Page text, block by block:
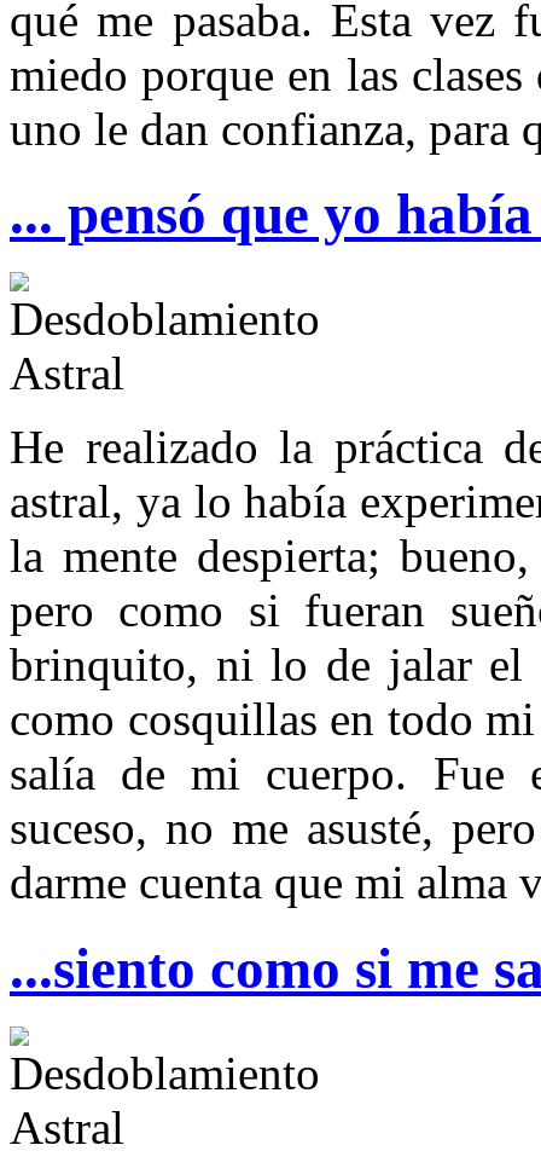
qué me pasaba. Esta vez
miedo porque en las
uno le dan confianza, para
... pensó que yo
He realizado la práctica
astral, ya lo había
la mente despierta;
pero como si fueran
brinquito, ni lo de jalar el
como cosquillas en todo
salía de mi cuerpo. Fue
suceso, no me asusté,
darme cuenta que mi alma
...siento como si me